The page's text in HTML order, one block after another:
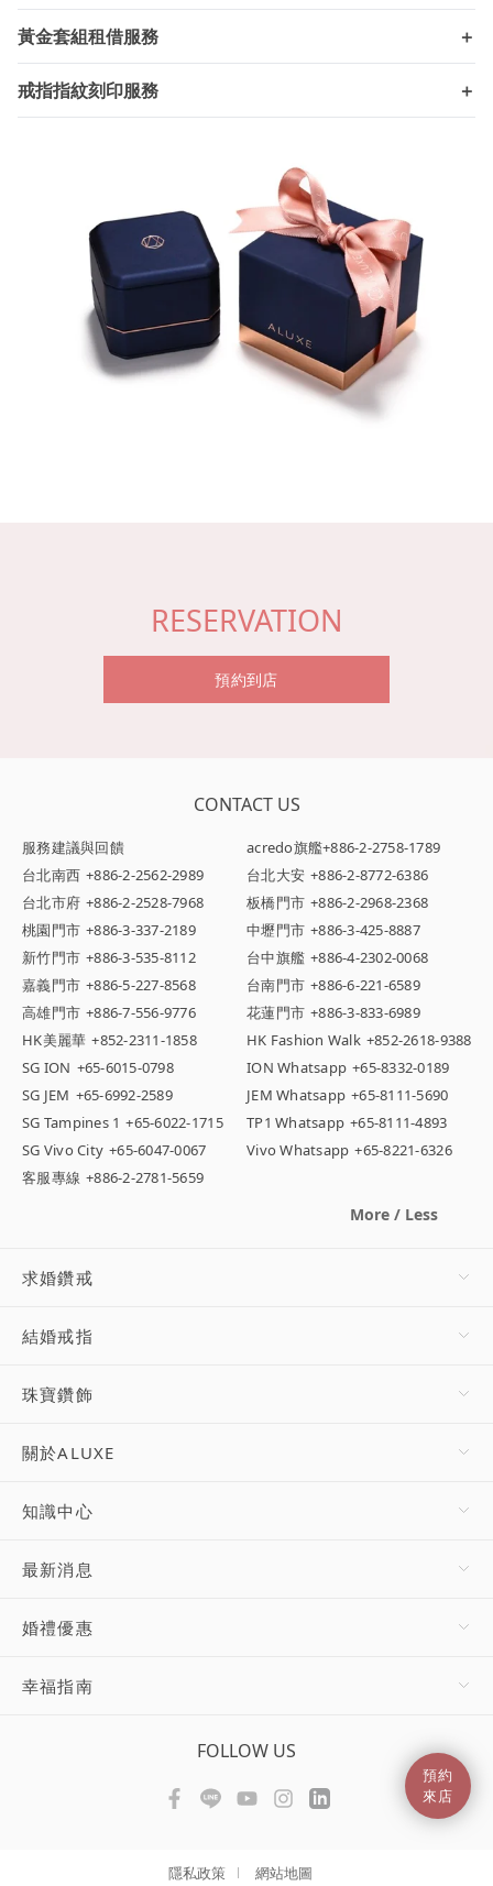
預約
來店
黃金套組租借服務 ＋
戒指指紋刻印服務 ＋
RESERVATION
預約到店
CONTACT US
服務建議與回饋 acredo旗艦+886-2-2758-1789
台北南西 +886-2-2562-2989 台北大安 +886-2-8772-6386
台北市府 +886-2-2528-7968 板橋門市 +886-2-2968-2368
桃園門市 +886-3-337-2189 中壢門市 +886-3-425-8887
新竹門市 +886-3-535-8112 台中旗艦 +886-4-2302-0068
嘉義門市 +886-5-227-8568 台南門市 +886-6-221-6589
高雄門市 +886-7-556-9776 花蓮門市 +886-3-833-6989
HK美麗華 +852-2311-1858 HK Fashion Walk +852-2618-9388
SG ION +65-6015-0798 ION Whatsapp +65-8332-0189
SG JEM +65-6992-2589 JEM Whatsapp +65-8111-5690
SG Tampines 1 +65-6022-1715 TP1 Whatsapp +65-8111-4893
SG Vivo City +65-6047-0067 Vivo Whatsapp +65-8221-6326
客服專線 +886-2-2781-5659
More / Less
求婚鑽戒
結婚戒指
珠寶鑽飾
關於ALUXE
知識中心
最新消息
婚禮優惠
幸福指南
FOLLOW US
隱私政策 網站地圖